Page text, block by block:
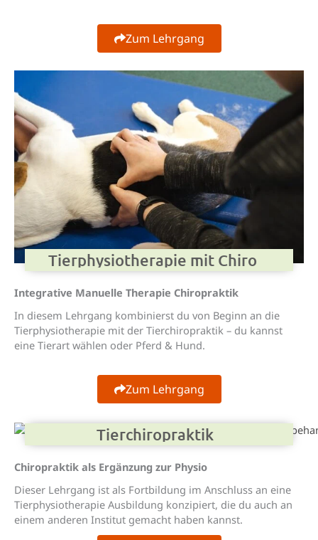
Zum Lehrgang
Tierphysiotherapie mit Chiro
Integrative Manuelle Therapie Chiropraktik
In diesem Lehrgang kombinierst du von Beginn an die
Tierphysiotherapie mit der Tierchiropraktik – du kannst
eine Tierart wählen oder Pferd & Hund.
Zum Lehrgang
Tier­chiro­praktik
Chiropraktik als Ergänzung zur Physio
Dieser Lehrgang ist als Fortbildung im Anschluss an eine
Tierphysiotherapie Ausbildung konzipiert, die du auch an
einem anderen Institut gemacht haben kannst.